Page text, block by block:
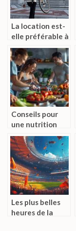
La location est-
elle préférable à
l’achat d’un vélo
électrique ?
Conseils pour
une nutrition
adaptée aux
sportifs
Les plus belles
heures de la